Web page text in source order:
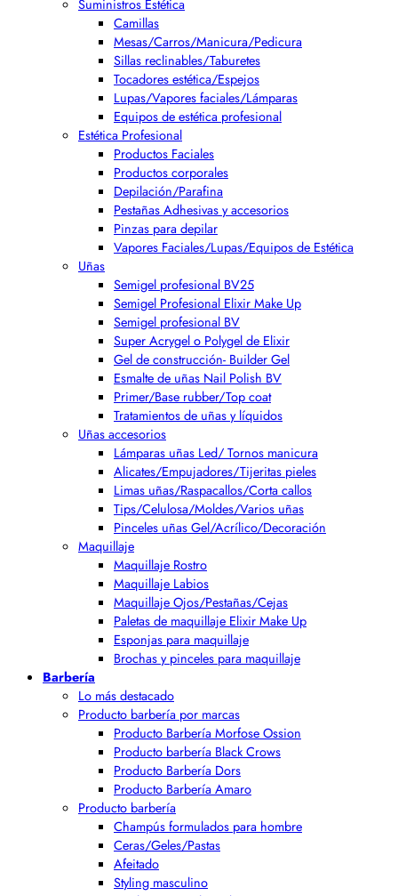
Suministros Estética
Camillas
Mesas/Carros/Manicura/Pedicura
Sillas reclinables/Taburetes
Tocadores estética/Espejos
Lupas/Vapores faciales/Lámparas
Equipos de estética profesional
Estética Profesional
Productos Faciales
Productos corporales
Depilación/Parafina
Pestañas Adhesivas y accesorios
Pinzas para depilar
Vapores Faciales/Lupas/Equipos de Estética
Uñas
Semigel profesional BV25
Semigel Profesional Elixir Make Up
Semigel profesional BV
Super Acrygel o Polygel de Elixir
Gel de construcción- Builder Gel
Esmalte de uñas Nail Polish BV
Primer/Base rubber/Top coat
Tratamientos de uñas y líquidos
Uñas accesorios
Lámparas uñas Led/ Tornos manicura
Alicates/Empujadores/Tijeritas pieles
Limas uñas/Raspacallos/Corta callos
Tips/Celulosa/Moldes/Varios uñas
Pinceles uñas Gel/Acrílico/Decoración
Maquillaje
Maquillaje Rostro
Maquillaje Labios
Maquillaje Ojos/Pestañas/Cejas
Paletas de maquillaje Elixir Make Up
Esponjas para maquillaje
Brochas y pinceles para maquillaje
Barbería
Lo más destacado
Producto barbería por marcas
Producto Barbería Morfose Ossion
Producto barbería Black Crows
Producto Barbería Dors
Producto Barbería Amaro
Producto barbería
Champús formulados para hombre
Ceras/Geles/Pastas
Afeitado
Styling masculino